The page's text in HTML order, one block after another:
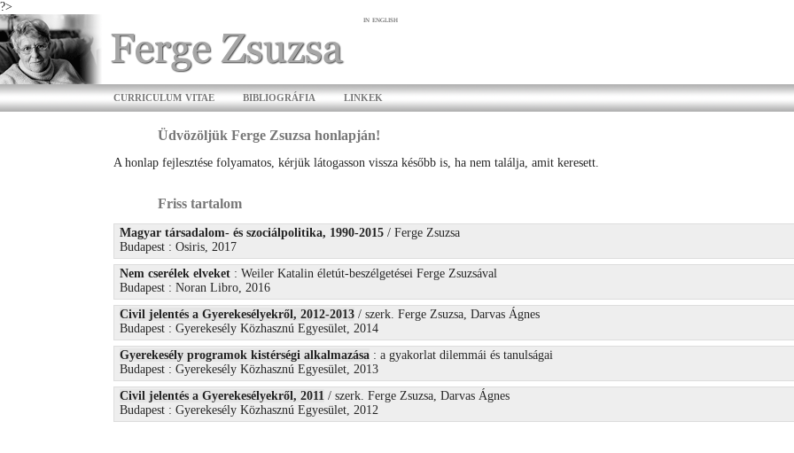
?>
in english
curriculum vitae bibliográfia linkek
Üdvözöljük Ferge Zsuzsa honlapján!
A honlap fejlesztése folyamatos, kérjük látogasson vissza később is, ha nem találja, amit keresett.
Friss tartalom
Magyar társadalom- és szociálpolitika, 1990-2015 / Ferge Zsuzsa
Budapest : Osiris, 2017
Nem cserélek elveket : Weiler Katalin életút-beszélgetései Ferge Zsuzsával
Budapest : Noran Libro, 2016
Civil jelentés a Gyerekesélyekről, 2012-2013 / szerk. Ferge Zsuzsa, Darvas Ágnes
Budapest : Gyerekesély Közhasznú Egyesület, 2014
Gyerekesély programok kistérségi alkalmazása : a gyakorlat dilemmái és tanulságai
Budapest : Gyerekesély Közhasznú Egyesület, 2013
Civil jelentés a Gyerekesélyekről, 2011 / szerk. Ferge Zsuzsa, Darvas Ágnes
Budapest : Gyerekesély Közhasznú Egyesület, 2012